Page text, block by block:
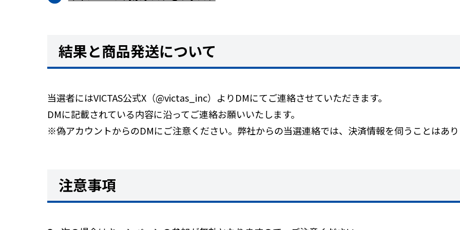
結果と商品発送について
当選者にはVICTAS公式X（@victas_inc）よりDMにてご連絡させていただきます。
DMに記載されている内容に沿ってご連絡お願いいたします。
※偽アカウントからのDMにご注意ください。弊社からの当選連絡では、決済情報を伺うことはあ
注意事項